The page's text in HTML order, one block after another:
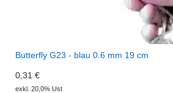
Butterfly G23 - blau 0.6 mm 19 cm
0,31 €
exkl. 20,0% Ust